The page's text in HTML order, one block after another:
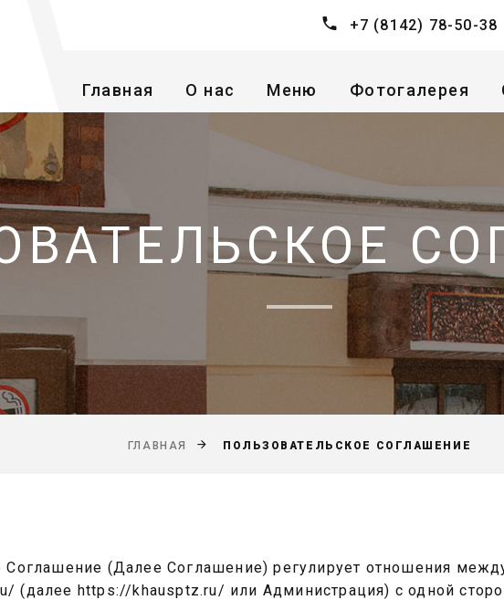
+7 (8142) 78-50-38
Главная О нас Меню Фотогалерея
ГЛАВНАЯ ПОЛЬЗОВАТЕЛЬСКОЕ СОГЛАШЕНИЕ
Соглашение (Далее Соглашение) регулирует отношения
(далее https://khausptz.ru/ или Администрация) с одной